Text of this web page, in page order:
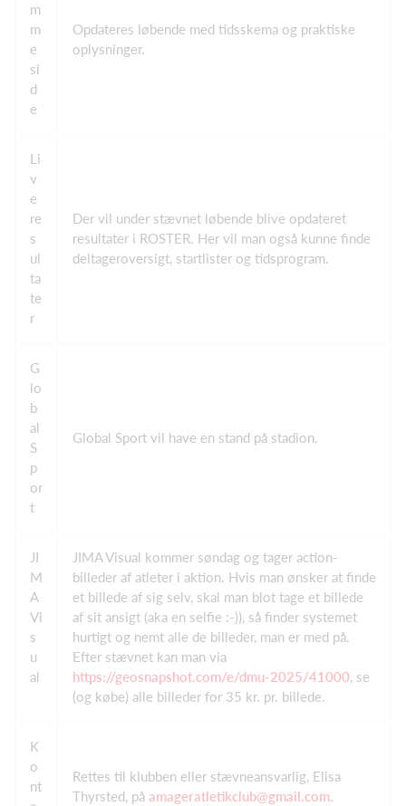
m
m
e
si
d
e
Opdateres løbende med tidsskema og praktiske
oplysninger.
Li
v
e
re
s
ul
ta
te
r
Der vil under stævnet løbende blive opdateret
resultater i ROSTER. Her vil man også kunne finde
deltageroversigt, startlister og tidsprogram.
G
lo
b
al
S
p
or
t
Global Sport vil have en stand på stadion.
JI
M
A
Vi
s
u
al
JIMA Visual kommer søndag og tager action-
billeder af atleter i aktion. Hvis man ønsker at finde
et billede af sig selv, skal man blot tage et billede
af sit ansigt (aka en selfie :-)), så finder systemet
hurtigt og nemt alle de billeder, man er med på.
Efter stævnet kan man via
https://geosnapshot.com/e/dmu-2025/41000, se
(og købe) alle billeder for 35 kr. pr. billede.
K
o
nt
Rettes til klubben eller stævneansvarlig, Elisa
Thyrsted, på amageratletikclub@gmail.com.